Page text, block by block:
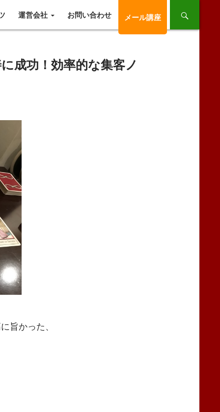
運営会社 お問い合わせ メール講座
成功！効率的な集客ノ
旨かった、